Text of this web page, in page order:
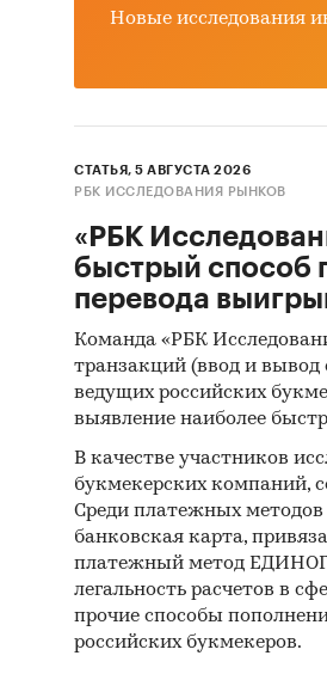
Новые исследования
СТАТЬЯ, 5 АВГУСТА 2026
РБК ИССЛЕДОВАНИЯ РЫНКОВ
«РБК
быстрый способ
перевода
Команда «РБК
транзакций (ввод и вывод
ведущих российских
выявление наиболее
В качестве участников
букмекерских компаний,
Среди платежных
банковская карта,
платежный метод
легальность расчетов в
прочие способы
российских букмекеров.